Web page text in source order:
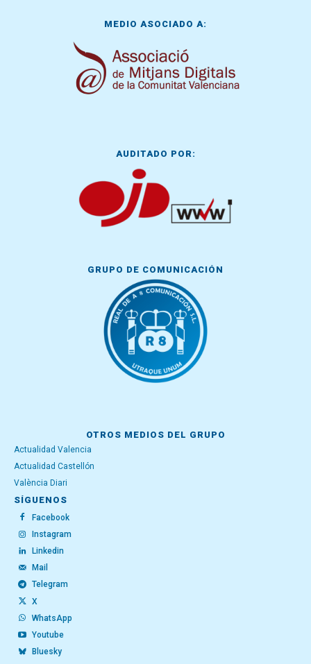
MEDIO ASOCIADO A:
AUDITADO POR:
GRUPO DE COMUNICACIÓN
OTROS MEDIOS DEL GRUPO
Actualidad Valencia
Actualidad Castellón
València Diari
SÍGUENOS
Facebook
Instagram
Linkedin
Mail
Telegram
X
WhatsApp
Youtube
Bluesky